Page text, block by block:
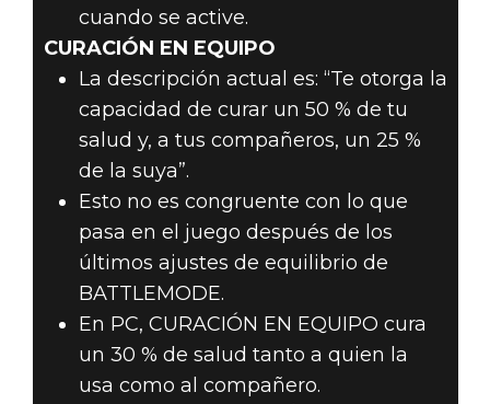
cuando se active.
CURACIÓN EN EQUIPO
La descripción actual es: “Te otorga la
capacidad de curar un 50 % de tu
salud y, a tus compañeros, un 25 %
de la suya”.
Esto no es congruente con lo que
pasa en el juego después de los
últimos ajustes de equilibrio de
BATTLEMODE.
En PC, CURACIÓN EN EQUIPO cura
un 30 % de salud tanto a quien la
usa como al compañero.